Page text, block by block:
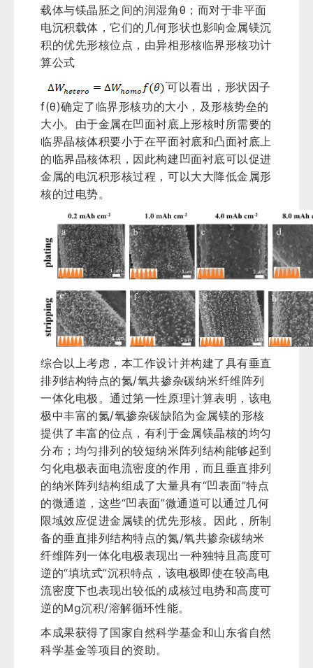
载体与镁晶胚之间的润湿角θ；而对于非平面
电沉积载体，它们的几何形状也影响金属镁沉
积的优先形核位点，由异相形核临界形核功计
算公式
可以看出，形状因子
f(θ)确定了临界形核功的大小，及形核势垒的
大小。由于金属在凹面衬底上形核时所需要的
临界晶核体积要小于在平面衬底和凸面衬底上
的临界晶核体积，因此构建凹面衬底可以促进
金属的电沉积形核过程，可以大大降低金属形
核的过电势。
综合以上考虑，本工作设计并构建了具有垂直
排列结构特点的氮/氧共掺杂碳纳米纤维阵列
一体化电极。通过第一性原理计算表明，该电
极中丰富的氮/氧掺杂碳缺陷为金属镁的形核
提供了丰富的位点，有利于金属镁晶核的均匀
分布；均匀排列的较短纳米阵列结构能够起到
匀化电极表面电流密度的作用，而且垂直排列
的纳米阵列结构组成了大量具有“凹表面”特点
的微通道，这些“凹表面”微通道可以通过几何
限域效应促进金属镁的优先形核。因此，所制
备的垂直排列结构特点的氮/氧共掺杂碳纳米
纤维阵列一体化电极表现出一种独特且高度可
逆的“填坑式”沉积特点，该电极即使在较高电
流密度下也表现出较低的成核过电势和高度可
逆的Mg沉积/溶解循环性能。
本成果获得了国家自然科学基金和山东省自然
科学基金等项目的资助。